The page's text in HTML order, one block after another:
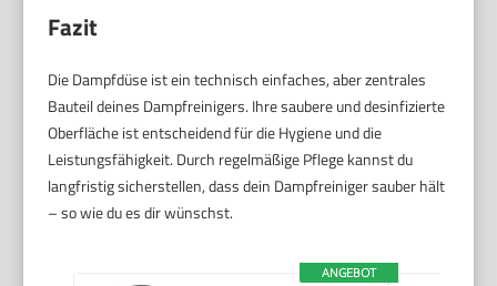
Fazit
Die Dampfdüse ist ein technisch einfaches, aber zentrales
Bauteil deines Dampfreinigers. Ihre saubere und desinfizierte
Oberfläche ist entscheidend für die Hygiene und die
Leistungsfähigkeit. Durch regelmäßige Pflege kannst du
langfristig sicherstellen, dass dein Dampfreiniger sauber hält
– so wie du es dir wünschst.
ANGEBOT